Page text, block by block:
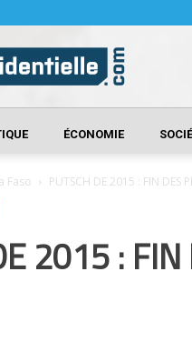
ÉCONOMIE
Faso PUTSCH DE 2015 : FIN DES
2015 :